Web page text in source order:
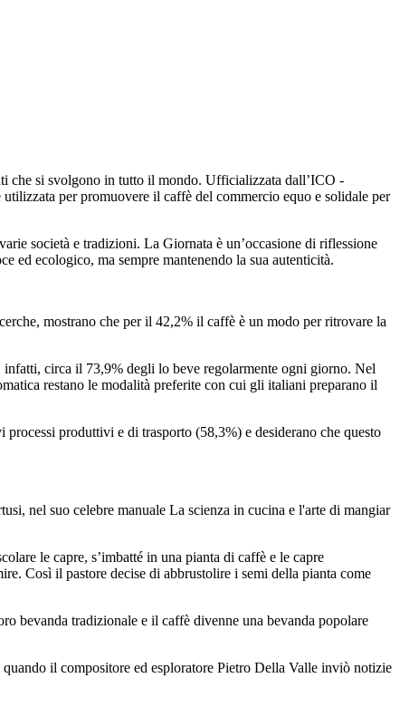
che si svolgono in tutto il mondo. Ufficializzata dall’ICO -
utilizzata per promuovere il caffè del commercio equo e solidale per
società e tradizioni. La Giornata è un’occasione di riflessione
ed ecologico, ma sempre mantenendo la sua autenticità.
mostrano che per il 42,2% il caffè è un modo per ritrovare la
circa il 73,9% degli lo beve regolarmente ogni giorno. Nel
restano le modalità preferite con cui gli italiani preparano il
produttivi e di trasporto (58,3%) e desiderano che questo
nel suo celebre manuale La scienza in cucina e l'arte di mangiar
le capre, s’imbatté in una pianta di caffè e le capre
Così il pastore decise di abbrustolire i semi della pianta come
bevanda tradizionale e il caffè divenne una bevanda popolare
il compositore ed esploratore Pietro Della Valle inviò notizie